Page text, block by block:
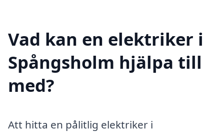
Vad kan en elektriker i
Spångsholm hjälpa till
med?
Att hitta en pålitlig elektriker i